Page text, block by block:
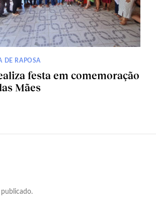
DE RAPOSA
festa em comemoração
Mães